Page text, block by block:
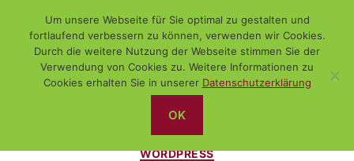
WiSch
Kategorien
PHP WEBSITEERSTELLUNG
WORDPRESS
Um unsere Webseite für Sie optimal zu gestalten und
fortlaufend verbessern zu können, verwenden wir Cookies.
Durch die weitere Nutzung der Webseite stimmen Sie der
Verwendung von Cookies zu. Weitere Informationen zu
Cookies erhalten Sie in unserer Datenschutzerklärung
OK